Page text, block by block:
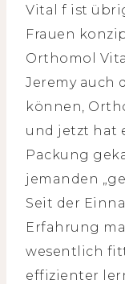
Vital f ist
Frauen
Orthomol
Jeremy auch
können,
und jetzt hat
Packung
jemanden
Seit der
Erfahrung
wesentlich
effizienter